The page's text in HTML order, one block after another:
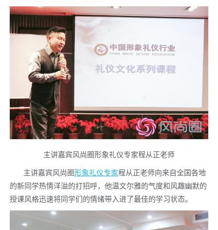
主讲嘉宾风尚圈形象礼仪专家程从正老师
主讲嘉宾风尚圈形象礼仪专家程从正老师向来自全国各地
的新同学热情洋溢的打招呼，他温文尔雅的气度和风趣幽默的
授课风格迅速将同学们的情绪带入进了最佳的学习状态。